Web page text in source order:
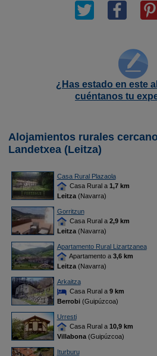
¿Has estado en este
cuéntanos tu
Alojamientos rurales
Landetxea (Leitza)
Casa Rural Plazaola
Casa Rural a 1,7 km
Leitza(Navarra)
Gorritzun
Casa Rural a 2,9 km
Leitza(Navarra)
Apartamento Rural Lizartzanea
Apartamento a 3,6 km
Leitza(Navarra)
Arkaitza
Casa Rural a 9 km
Berrobi(Guipúzcoa)
Urresti
Casa Rural a 10,9 km
Villabona(Guipúzcoa)
Iturburu